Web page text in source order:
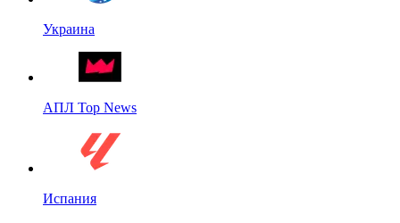
Украина
АПЛ Top News
Испания